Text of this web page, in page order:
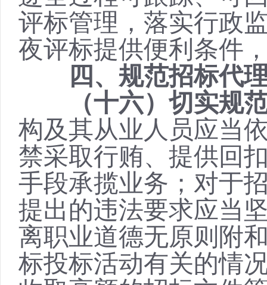
评标管理，落实行政
夜评标提供便利条件
四、规范招标代
（十六）切实规
构及其从业人员应当
禁采取行贿、提供回
手段承揽业务；对于
提出的违法要求应当
离职业道德无原则附
标投标活动有关的情